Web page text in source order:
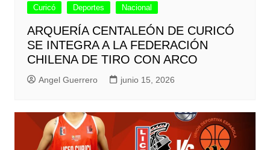
Curicó Deportes Nacional
ARQUERÍA CENTALEÓN DE CURICÓ
SE INTEGRA A LA FEDERACIÓN
CHILENA DE TIRO CON ARCO
Angel Guerrero junio 15, 2026